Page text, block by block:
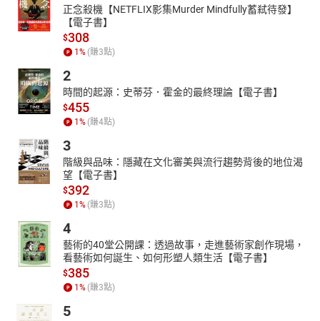
正念殺機【NETFLIX影集Murder Mindfully蓄弒待發】
【電子書】
$308
1 % (賺3點)
2
時間的起源：史蒂芬．霍金的最終理論【電子書】
$455
1 % (賺4點)
3
階級與品味：隱藏在文化審美與流行趨勢背後的地位渴
望【電子書】
$392
1 % (賺3點)
4
藝術的40堂公開課：透過故事，走進藝術家創作現場，
看藝術如何誕生、如何形塑人類生活【電子書】
$385
1 % (賺3點)
5